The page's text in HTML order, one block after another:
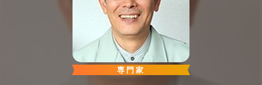
専門家